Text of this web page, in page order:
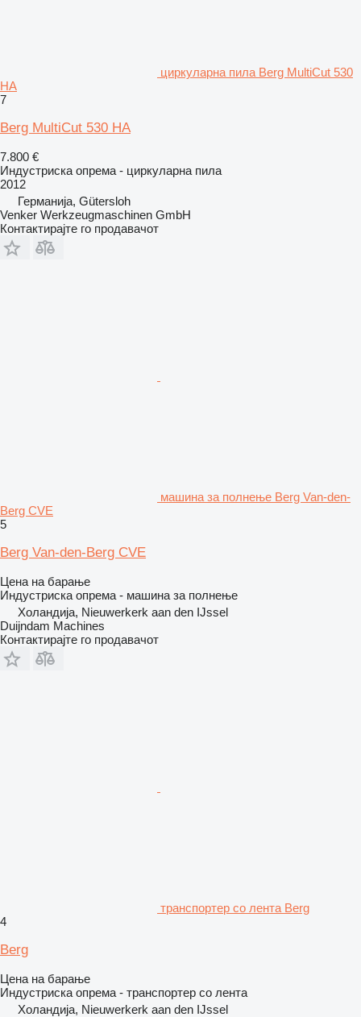
циркуларна пила Berg MultiCut 530
HA
7
Berg MultiCut 530 HA
7.800 €
Индустриска опрема - циркуларна пила
2012
Германија, Gütersloh
Venker Werkzeugmaschinen GmbH
Контактирајте го продавачот
машина за полнење Berg Van-den-
Berg CVE
5
Berg Van-den-Berg CVE
Цена на барање
Индустриска опрема - машина за полнење
Холандија, Nieuwerkerk aan den IJssel
Duijndam Machines
Контактирајте го продавачот
транспортер со лента Berg
4
Berg
Цена на барање
Индустриска опрема - транспортер со лента
Холандија, Nieuwerkerk aan den IJssel